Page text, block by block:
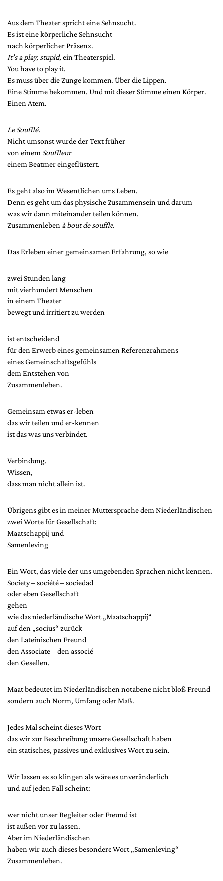
Aus dem Theater spricht eine Sehnsucht.
Es ist eine körperliche Sehnsucht
nach körperlicher Präsenz.
It’s a play, stupid, ein Theaterspiel.
You have to play it.
Es muss über die Zunge kommen. Über die Lippen.
Eine Stimme bekommen. Und mit dieser Stimme einen Körper.
Einen Atem.
Le Soufflé.
Nicht umsonst wurde der Text früher
von einem Souffleur
einem Beatmer eingeflüstert.
Es geht also im Wesentlichen ums Leben.
Denn es geht um das physische Zusammensein und darum
was wir dann miteinander teilen können.
Zusammenleben à bout de souffle.
Das Erleben einer gemeinsamen Erfahrung, so wie
zwei Stunden lang
mit vierhundert Menschen
in einem Theater
bewegt und irritiert zu werden
ist entscheidend
für den Erwerb eines gemeinsamen Referenzrahmens
eines Gemeinschaftsgefühls
dem Entstehen von
Zusammenleben.
Gemeinsam etwas er-leben
das wir teilen und er-kennen
ist das was uns verbindet.
Verbindung.
Wissen,
dass man nicht allein ist.
Übrigens gibt es in meiner Muttersprache dem Niederländischen
zwei Worte für Gesellschaft:
Maatschappij und
Samenleving
Ein Wort, das viele der uns umgebenden Sprachen nicht kennen.
Society – société – sociedad
oder eben Gesellschaft
gehen
wie das niederländische Wort „Maatschappij“
auf den „socius“ zurück
den Lateinischen Freund
den Associate – den associé –
den Gesellen.
Maat bedeutet im Niederländischen notabene nicht bloß Freund
sondern auch Norm, Umfang oder Maß.
Jedes Mal scheint dieses Wort
das wir zur Beschreibung unsere Gesellschaft haben
ein statisches, passives und exklusives Wort zu sein.
Wir lassen es so klingen als wäre es unveränderlich
und auf jeden Fall scheint:
wer nicht unser Begleiter oder Freund ist
ist außen vor zu lassen.
Aber im Niederländischen
haben wir auch dieses besondere Wort „Samenleving“
Zusammenleben.